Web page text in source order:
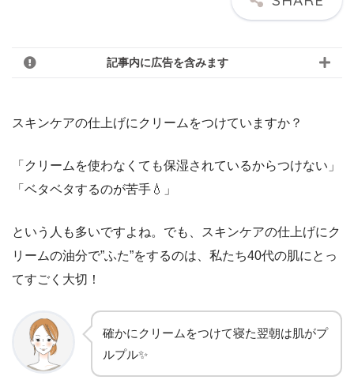
記事内に広告を含みます
スキンケアの仕上げに クリーム をつけていますか？
「クリームを使わなくても保湿されているからつけない」
「ベタベタするのが苦手💧」
という人も多いですよね。でも、スキンケアの仕上げに ク
リームの油分で”ふた”をするのは、私たち40代の肌にとっ
てすごく大切！
確かにクリームをつけて寝た翌朝は肌がプ
ルプル✨